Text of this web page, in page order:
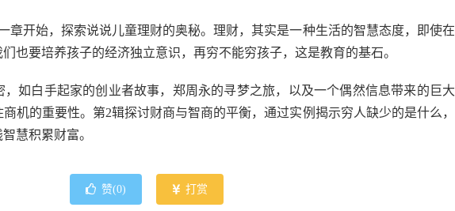
章开始，探索说说儿童理财的奥秘。理财，其实是一种生活的智慧态度，即使在
也要培养孩子的经济独立意识，再穷不能穷孩子，这是教育的基石。
，如白手起家的创业者故事，郑周永的寻梦之旅，以及一个偶然信息带来的巨大
机的重要性。第2辑探讨财商与智商的平衡，通过实例揭示穷人缺少的是什么，
慧积累财富。
赞(0) 打赏